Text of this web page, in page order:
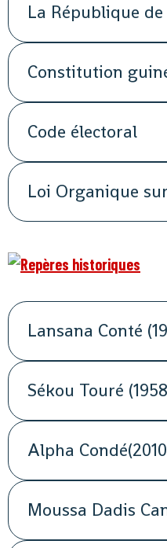
La République
Constitution
Code électoral
Loi Organique
Lansana Conté
Sékou Touré
Alpha
Moussa Dadis